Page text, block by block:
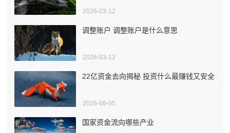
2026-03-12
调整账户 调整账户是什么意思
2026-03-12
22亿资金去向揭秘 投资什么最赚钱又安全
2026-08-05
国家资金流向哪些产业